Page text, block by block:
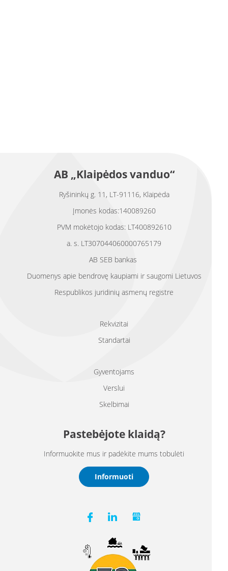
AB „Klaipėdos vanduo“
Ryšininkų g. 11, LT-91116, Klaipėda
Įmonės kodas:140089260
PVM mokėtojo kodas: LT400892610
a. s. LT307044060000765179
AB SEB bankas
Duomenys apie bendrovę kaupiami ir saugomi Lietuvos
Respublikos juridinių asmenų registre
Rekvizitai
Standartai
Gyventojams
Verslui
Skelbimai
Pastebėjote klaidą?
Informuokite mus ir padėkite mums tobulėti
Informuoti